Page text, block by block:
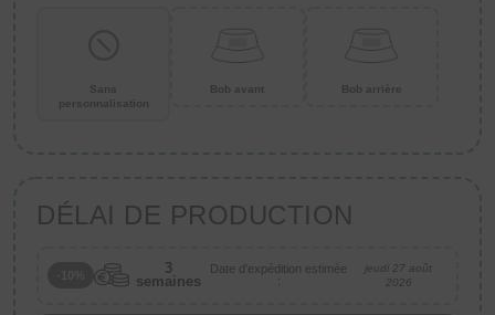
Sans
personnalisation
Bob avant Bob arrière
DÉLAI DE PRODUCTION
3
semaines
Date d'expédition estimée
:
jeudi 27 août
2026